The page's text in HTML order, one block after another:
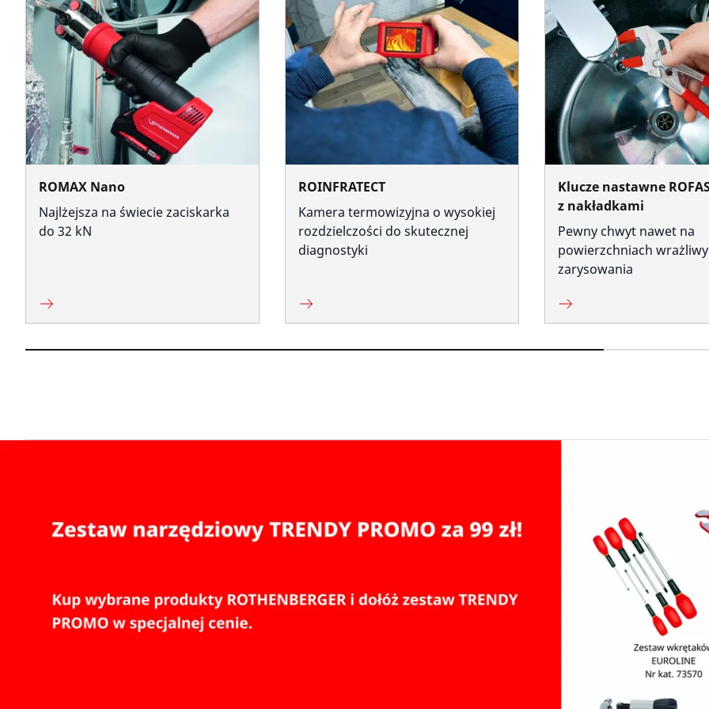
ROMAX Nano
Najlżejsza na świecie zaciskarka
do 32 kN
ROINFRATECT
Kamera termowizyjna o wysokiej
rozdzielczości do skutecznej
diagnostyki
Klucze nastawne
z nakładkami
Pewny chwyt nawet na
powierzchniach
zarysowania